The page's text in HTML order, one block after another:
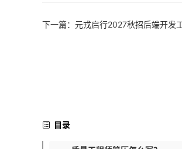
目录